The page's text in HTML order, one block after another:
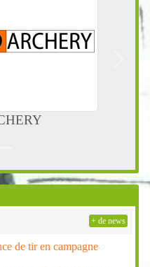
de tir en campagne
+ de news